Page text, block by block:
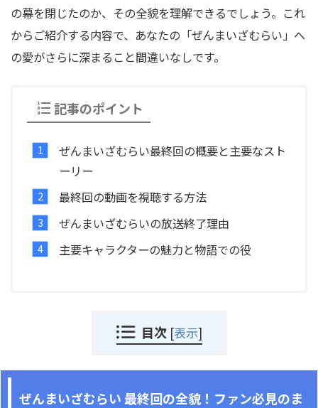
の幕を閉じたのか、その全貌を理解できるでしょう。 これ
からご紹介する内容で、あなたの「ぜんまいざむらい」へ
の愛がさらに深まること間違いなしです。
記事のポイント
ぜんまいざむらい最終回の概要と主要なスト
ーリー
最終回の動画を視聴する方法
ぜんまいざむらいの放送終了理由
主要キャラクターの魅力と物語での役
目次 [表示]
ぜんまいざむらい 最終回の全貌！ファン必見のま